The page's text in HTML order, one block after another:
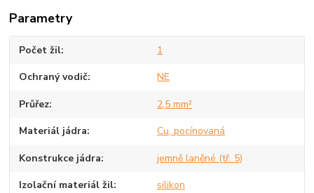
Parametry
Počet žil 1
Ochraný vodič NE
Průřez 2,5 mm²
Materiál jádra Cu, pocínovaná
Konstrukce jádra jemně laněné (tř. 5)
Izolační materiál žil silikon